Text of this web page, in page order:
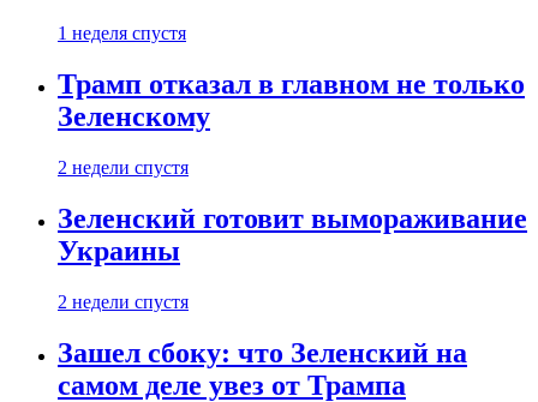
1 неделя спустя
Трамп отказал в главном не только
Зеленскому
2 недели спустя
Зеленский готовит вымораживание
Украины
2 недели спустя
Зашел сбоку: что Зеленский на
самом деле увез от Трампа